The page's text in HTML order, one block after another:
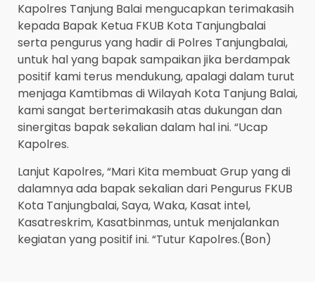
Kapolres Tanjung Balai mengucapkan terimakasih
kepada Bapak Ketua FKUB Kota Tanjungbalai
serta pengurus yang hadir di Polres Tanjungbalai,
untuk hal yang bapak sampaikan jika berdampak
positif kami terus mendukung, apalagi dalam turut
menjaga Kamtibmas di Wilayah Kota Tanjung Balai,
kami sangat berterimakasih atas dukungan dan
sinergitas bapak sekalian dalam hal ini. “Ucap
Kapolres.
Lanjut Kapolres, “Mari Kita membuat Grup yang di
dalamnya ada bapak sekalian dari Pengurus FKUB
Kota Tanjungbalai, Saya, Waka, Kasat intel,
Kasatreskrim, Kasatbinmas, untuk menjalankan
kegiatan yang positif ini. “Tutur Kapolres.(Bon)